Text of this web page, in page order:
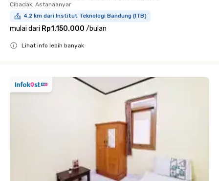
Cibadak, Astanaanyar
4.2 km dari Institut Teknologi Bandung (ITB)
mulai dari Rp1.150.000 /bulan
Lihat info lebih banyak